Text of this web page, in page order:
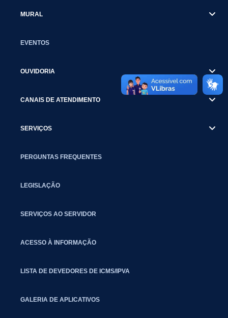
MURAL
EVENTOS
OUVIDORIA
CANAIS DE ATENDIMENTO
SERVIÇOS
PERGUNTAS FREQUENTES
LEGISLAÇÃO
SERVIÇOS AO SERVIDOR
ACESSO À INFORMAÇÃO
LISTA DE DEVEDORES DE ICMS/IPVA
GALERIA DE APLICATIVOS